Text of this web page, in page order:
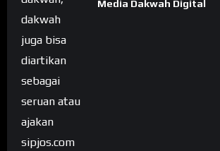
Media Dakwah Digital